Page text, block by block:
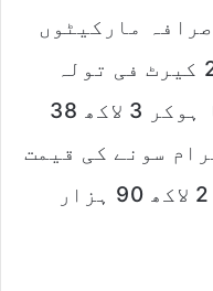
مارکیٹوں
کے مطابق پاکستان میں 24 کیرٹ فی تولہ
سونا 10 ہزار روپے مہنگا ہوکر 3 لاکھ 38
800 روپے جبکہ 10 گرام سونے کی قیمت
8573 روپے اضافے کے بعد 2 لاکھ 90 ہزار